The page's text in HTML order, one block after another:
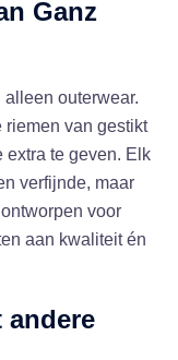
Ganz
outerwear.
riemen van gestikt
extra te geven. Elk
verfijnde, maar
voor
aan kwaliteit én